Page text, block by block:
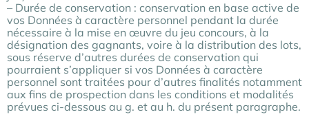
– Durée de conservation : conservation en base active de
vos Données à caractère personnel pendant la durée
nécessaire à la mise en œuvre du jeu concours, à la
désignation des gagnants, voire à la distribution des lots,
sous réserve d’autres durées de conservation qui
pourraient s’appliquer si vos Données à caractère
personnel sont traitées pour d’autres finalités notamment
aux fins de prospection dans les conditions et modalités
prévues ci-dessous au g. et au h. du présent paragraphe.